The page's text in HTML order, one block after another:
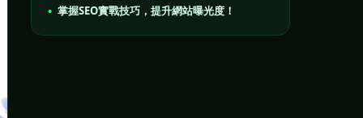
掌握SEO實戰技巧，提升網站曝光度！